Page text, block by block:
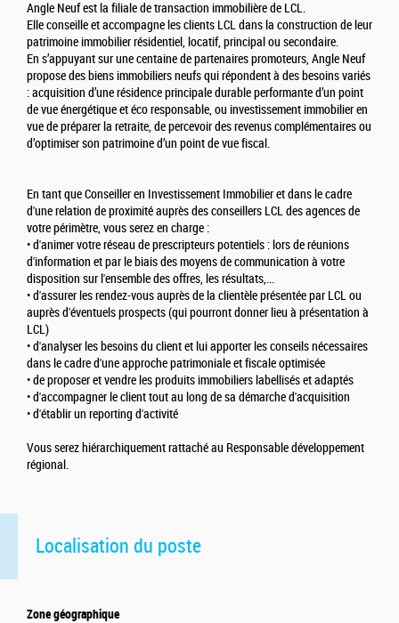
Angle Neuf est la filiale de transaction immobilière de LCL.
Elle conseille et accompagne les clients LCL dans la construction de leur
patrimoine immobilier résidentiel, locatif, principal ou secondaire.
En s’appuyant sur une centaine de partenaires promoteurs, Angle Neuf
propose des biens immobiliers neufs qui répondent à des besoins variés
: acquisition d’une résidence principale durable performante d’un point
de vue énergétique et éco responsable, ou investissement immobilier en
vue de préparer la retraite, de percevoir des revenus complémentaires ou
d’optimiser son patrimoine d’un point de vue fiscal.
En tant que Conseiller en Investissement Immobilier et dans le cadre
d'une relation de proximité auprès des conseillers LCL des agences de
votre périmètre, vous serez en charge :
• d'animer votre réseau de prescripteurs potentiels : lors de réunions
d'information et par le biais des moyens de communication à votre
disposition sur l'ensemble des offres, les résultats,...
• d'assurer les rendez-vous auprès de la clientèle présentée par LCL ou
auprès d'éventuels prospects (qui pourront donner lieu à présentation à
LCL)
• d'analyser les besoins du client et lui apporter les conseils nécessaires
dans le cadre d'une approche patrimoniale et fiscale optimisée
• de proposer et vendre les produits immobiliers labellisés et adaptés
• d'accompagner le client tout au long de sa démarche d'acquisition
• d'établir un reporting d'activité
Vous serez hiérarchiquement rattaché au Responsable développement
régional.
Localisation du poste
Zone géographique